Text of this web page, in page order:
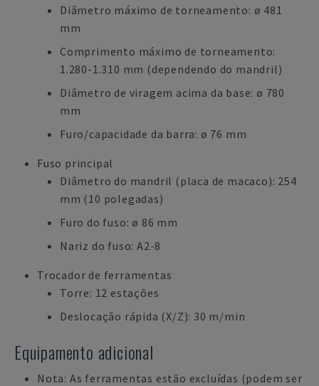
Diâmetro máximo de torneamento: ø 481
mm
Comprimento máximo de torneamento:
1.280-1.310 mm (dependendo do mandril)
Diâmetro de viragem acima da base: ø 780
mm
Furo/capacidade da barra: ø 76 mm
Fuso principal
Diâmetro do mandril (placa de macaco): 254
mm (10 polegadas)
Furo do fuso: ø 86 mm
Nariz do fuso: A2-8
Trocador de ferramentas
Torre: 12 estações
Deslocação rápida (X/Z): 30 m/min
Equipamento adicional
Nota: As ferramentas estão excluídas (podem ser